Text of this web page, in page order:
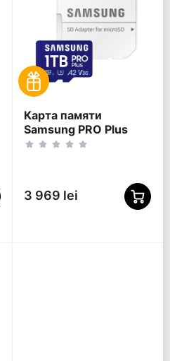
Карта памяти
Samsung PRO Plus
MicroSD, 1024Гб (MB-
3 969 lei